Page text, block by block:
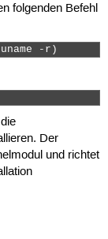
folgenden Befehl
-r)
Der
und richtet